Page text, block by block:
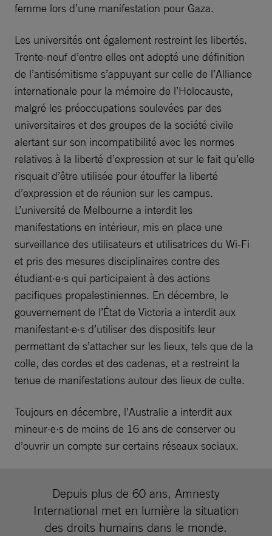
femme lors d’une manifestation pour Gaza.
Les universités ont également restreint les libertés.
Trente-neuf d’entre elles ont adopté une définition
de l’antisémitisme s’appuyant sur celle de l’Alliance
internationale pour la mémoire de l’Holocauste,
malgré les préoccupations soulevées par des
universitaires et des groupes de la société civile
alertant sur son incompatibilité avec les normes
relatives à la liberté d’expression et sur le fait qu’elle
risquait d’être utilisée pour étouffer la liberté
d’expression et de réunion sur les campus.
L’université de Melbourne a interdit les
manifestations en intérieur, mis en place une
surveillance des utilisateurs et utilisatrices du Wi-Fi
et pris des mesures disciplinaires contre des
étudiant·e·s qui participaient à des actions
pacifiques propalestiniennes. En décembre, le
gouvernement de l’État de Victoria a interdit aux
manifestant·e·s d’utiliser des dispositifs leur
permettant de s’attacher sur les lieux, tels que de la
colle, des cordes et des cadenas, et a restreint la
tenue de manifestations autour des lieux de culte.
Toujours en décembre, l’Australie a interdit aux
mineur·e·s de moins de 16 ans de conserver ou
d’ouvrir un compte sur certains réseaux sociaux.
Depuis plus de 60 ans, Amnesty
International met en lumière la situation
des droits humains dans le monde.